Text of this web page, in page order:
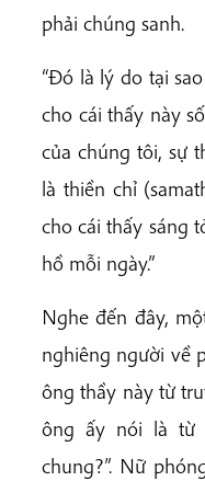
phải chúng sanh.
“Đó là lý do tại
cho cái thấy này
của chúng tôi, sự
là thiền chỉ
cho cái thấy sáng
hồ mỗi ngày.”
Nghe đến đây,
nghiêng người về
ông thầy này từ
ông ấy nói là từ
chung?”. Nữ